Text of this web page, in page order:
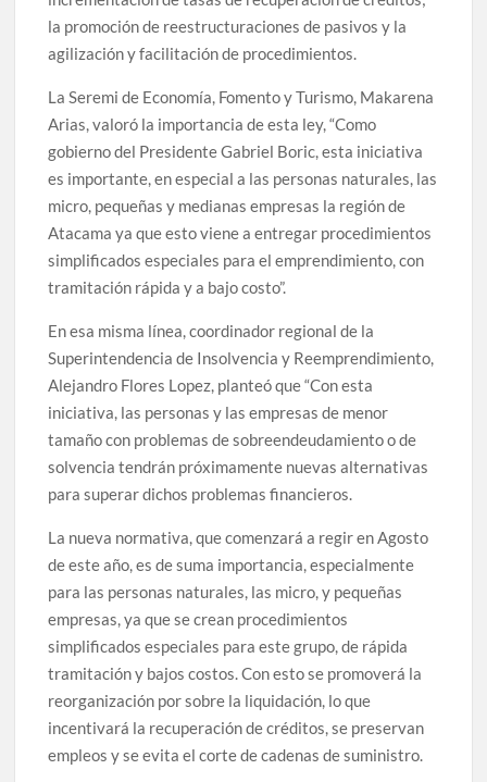
la promoción de reestructuraciones de pasivos y la
agilización y facilitación de procedimientos.
La Seremi de Economía, Fomento y Turismo, Makarena
Arias, valoró la importancia de esta ley, “Como
gobierno del Presidente Gabriel Boric, esta iniciativa
es importante, en especial a las personas naturales, las
micro, pequeñas y medianas empresas la región de
Atacama ya que esto viene a entregar procedimientos
simplificados especiales para el emprendimiento, con
tramitación rápida y a bajo costo”.
En esa misma línea, coordinador regional de la
Superintendencia de Insolvencia y Reemprendimiento,
Alejandro Flores Lopez, planteó que “Con esta
iniciativa, las personas y las empresas de menor
tamaño con problemas de sobreendeudamiento o de
solvencia tendrán próximamente nuevas alternativas
para superar dichos problemas financieros.
La nueva normativa, que comenzará a regir en Agosto
de este año, es de suma importancia, especialmente
para las personas naturales, las micro, y pequeñas
empresas, ya que se crean procedimientos
simplificados especiales para este grupo, de rápida
tramitación y bajos costos. Con esto se promoverá la
reorganización por sobre la liquidación, lo que
incentivará la recuperación de créditos, se preservan
empleos y se evita el corte de cadenas de suministro.